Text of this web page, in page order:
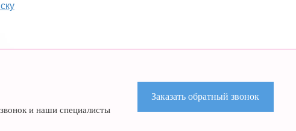
и наши специалисты
Заказать обратный звонок